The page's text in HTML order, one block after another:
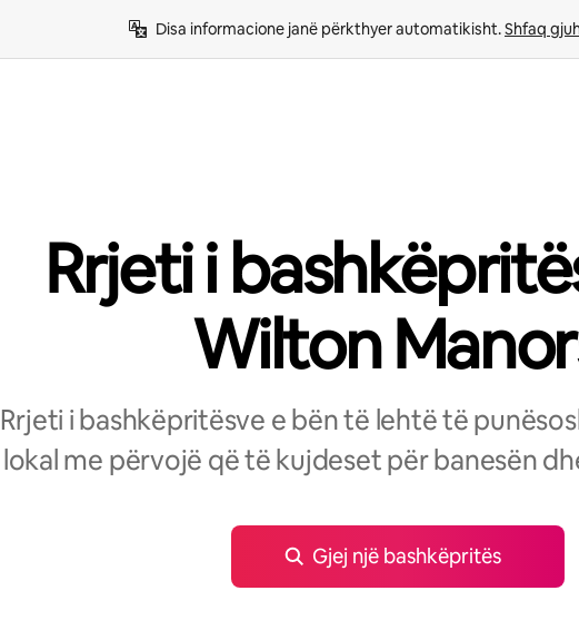
Disa informacione janë përkthyer automatikisht. Shfaq
Rrjeti i
Wilton
Rrjeti i bashkëpritësve e bën të lehtë të
lokal me përvojë që të kujdeset për banesën
Gjej një bashkëpritës